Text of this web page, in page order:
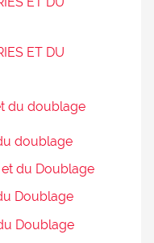
ET DU
du doublage
doublage
du Doublage
Doublage
Doublage